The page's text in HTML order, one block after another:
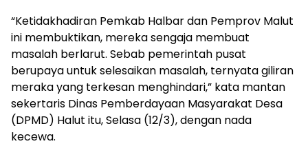
“Ketidakhadiran Pemkab Halbar dan Pemprov Malut
ini membuktikan, mereka sengaja membuat
masalah berlarut. Sebab pemerintah pusat
berupaya untuk selesaikan masalah, ternyata giliran
meraka yang terkesan menghindari,” kata mantan
sekertaris Dinas Pemberdayaan Masyarakat Desa
(DPMD) Halut itu, Selasa (12/3), dengan nada
kecewa.